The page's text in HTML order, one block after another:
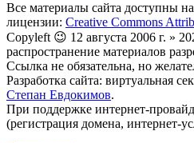
Все материалы сайта доступны
лицензии: Creative Commons
Copyleft 😉 12 августа 2006 г. »
распространение материалов
Ссылка не обязательна, но
Разработка сайта: виртуальная
Степан Евдокимов.
При поддержке интернет-
(регистрация домена, интернет-